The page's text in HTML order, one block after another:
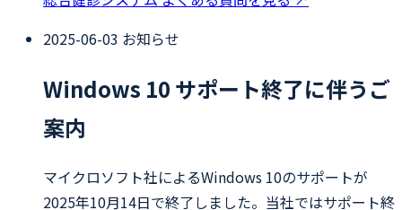
2025-06-03 お知らせ
Windows 10 サポート終了に伴うご
案内
マイクロソフト社によるWindows 10のサポートが
2025年10月14日で終了しました。当社ではサポート終